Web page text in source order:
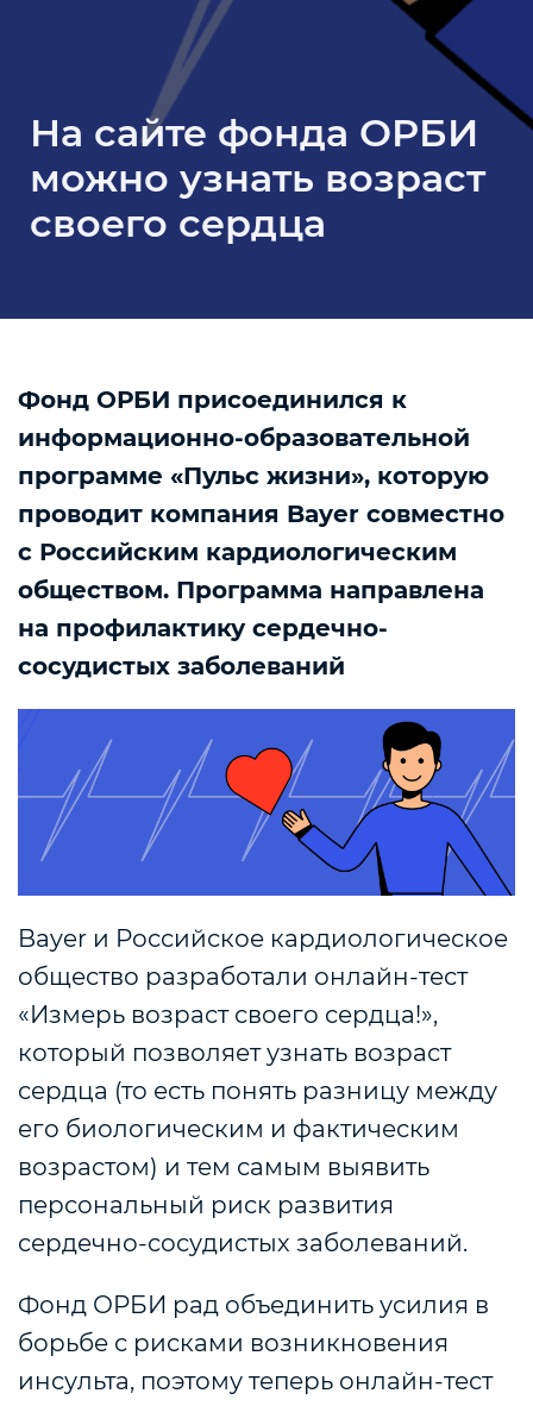
На сайте фонда ОРБИ
можно узнать возраст
своего сердца
Фонд ОРБИ присоединился к
информационно-образовательной
программе «Пульс жизни», которую
проводит компания Bayer совместно
с Российским кардиологическим
обществом. Программа направлена
на профилактику сердечно-
сосудистых заболеваний
Bayer и Российское кардиологическое
общество разработали онлайн-тест
«Измерь возраст своего сердца!»,
который позволяет узнать возраст
сердца (то есть понять разницу между
его биологическим и фактическим
возрастом) и тем самым выявить
персональный риск развития
сердечно-сосудистых заболеваний.
Фонд ОРБИ рад объединить усилия в
борьбе с рисками возникновения
инсульта, поэтому теперь онлайн-тест